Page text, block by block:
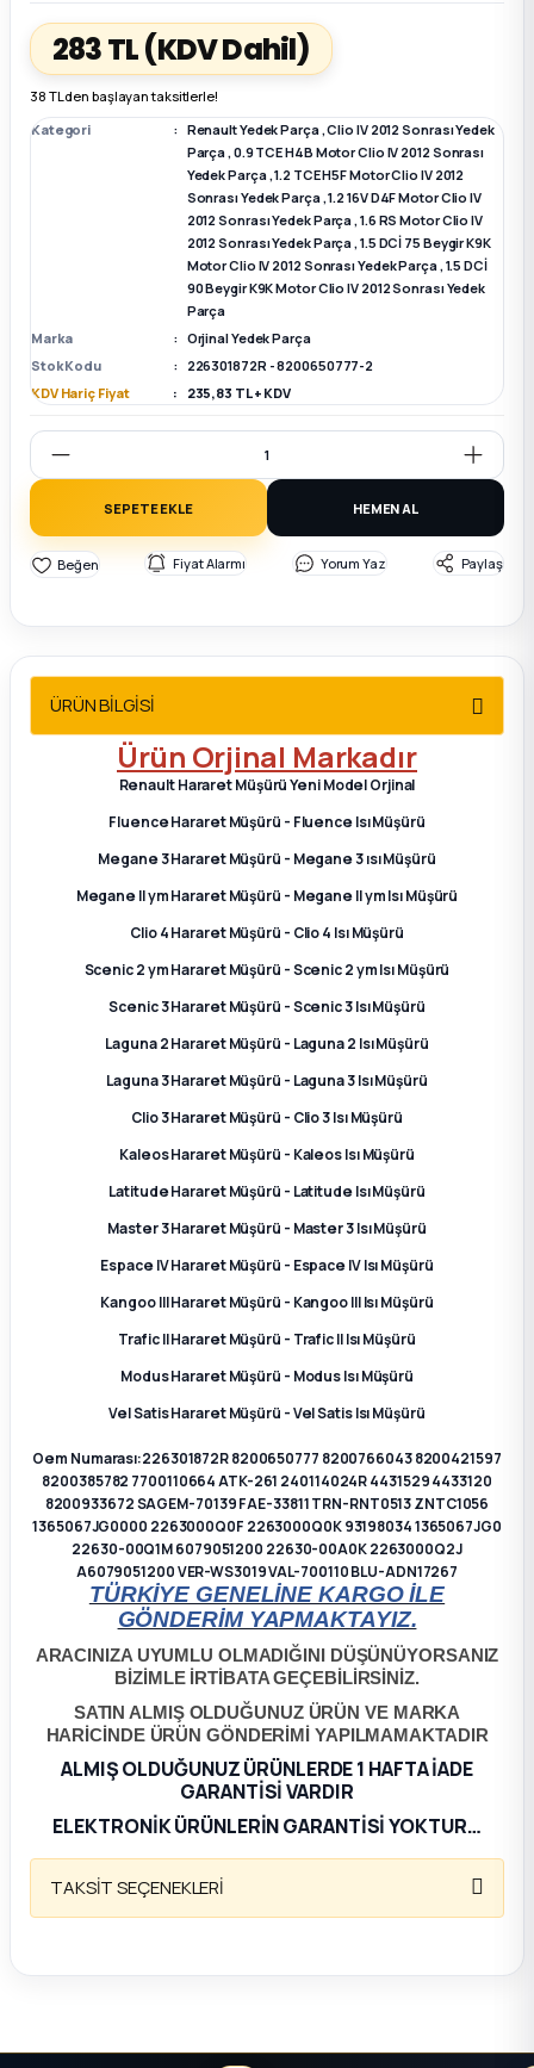
Parça
Megane E-TECH Yedek Parça
Sedan
Parça
Parça283 TL(KDV Dahil)
38 TL den başlayan taksitlerle!
Kategori
Renault Yedek Parça,Clio IV 2012 Sonrası Yedek
Parça,0.9 TCE H4B Motor Clio IV 2012 Sonrası
Yedek Parça,1.2 TCE H5F Motor Clio IV 2012
Sonrası Yedek Parça,1.2 16V D4F Motor Clio IV
2012 Sonrası Yedek Parça,1.6 RS Motor Clio IV
2012 Sonrası Yedek Parça,1.5 DCİ 75 Beygir K9K
Motor Clio IV 2012 Sonrası Yedek Parça,1.5 DCİ
90 Beygir K9K Motor Clio IV 2012 Sonrası Yedek
Parça
Marka
Orjinal Yedek Parça
Stok Kodu
226301872R - 8200650777-2
KDV Hariç Fiyat
235,83 TL + KDV
SEPETE EKLE HEMEN AL
Fiyat Alarmı Yorum Yaz Paylaş
ÜRÜN BİLGİSİ
Ürün Orjinal Markadır
Renault Hararet Müşürü Yeni Model Orjinal
Fluence Hararet Müşürü - Fluence Isı Müşürü
Megane 3 Hararet Müşürü - Megane 3 ısı Müşürü
Megane II ym Hararet Müşürü - Megane II ym Isı Müşürü
Clio 4 Hararet Müşürü - Clio 4 Isı Müşürü
Scenic 2 ym Hararet Müşürü - Scenic 2 ym Isı Müşürü
Scenic 3 Hararet Müşürü - Scenic 3 Isı Müşürü
Laguna 2 Hararet Müşürü - Laguna 2 Isı Müşürü
Laguna 3 Hararet Müşürü - Laguna 3 Isı Müşürü
Clio 3 Hararet Müşürü - Clio 3 Isı Müşürü
Kaleos Hararet Müşürü - Kaleos Isı Müşürü
Latitude Hararet Müşürü - Latitude Isı Müşürü
Master 3 Hararet Müşürü - Master 3 Isı Müşürü
Espace IV Hararet Müşürü - Espace IV Isı Müşürü
Kangoo III Hararet Müşürü - Kangoo III Isı Müşürü
Trafic II Hararet Müşürü - Trafic II Isı Müşürü
Modus Hararet Müşürü - Modus Isı Müşürü
Vel Satis Hararet Müşürü - Vel Satis Isı Müşürü
Oem Numarası:226301872R 8200650777 8200766043 8200421597
8200385782 7700110664 ATK-261 240114024R 4431529 4433120
8200933672 SAGEM-70139 FAE-33811 TRN-RNT0513 ZNTC1056
1365067JG0000 2263000Q0F 2263000Q0K 93198034 1365067JG0
22630-00Q1M 6079051200 22630-00A0K 2263000Q2J
A6079051200 VER-WS3019 VAL-700110 BLU-ADN17267
TÜRKİYE GENELİNE KARGO İLE
GÖNDERİM YAPMAKTAYIZ.
ARACINIZA UYUMLU OLMADIĞINI DÜŞÜNÜYORSANIZ
BİZİMLE İRTİBATA GEÇEBİLİRSİNİZ.
SATIN ALMIŞ OLDUĞUNUZ ÜRÜN VE MARKA
HARİCİNDE ÜRÜN GÖNDERİMİ YAPILMAMAKTADIR
ALMIŞ OLDUĞUNUZ ÜRÜNLERDE 1 HAFTA İADE
GARANTİSİ VARDIR
ELEKTRONİK ÜRÜNLERİN GARANTİSİ YOKTUR…
TAKSİT SEÇENEKLERİ